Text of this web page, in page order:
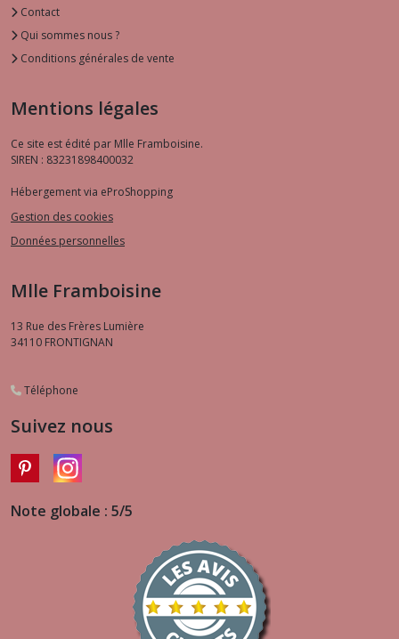
Contact
Qui sommes nous ?
Conditions générales de vente
Mentions légales
Ce site est édité par Mlle Framboisine.
SIREN : 83231898400032
Hébergement via eProShopping
Gestion des cookies
Données personnelles
Mlle Framboisine
13 Rue des Frères Lumière
34110 FRONTIGNAN
Téléphone
Suivez nous
Note globale : 5/5